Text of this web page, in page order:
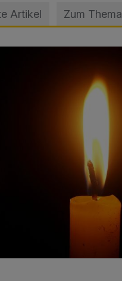
Artikel Zum Thema